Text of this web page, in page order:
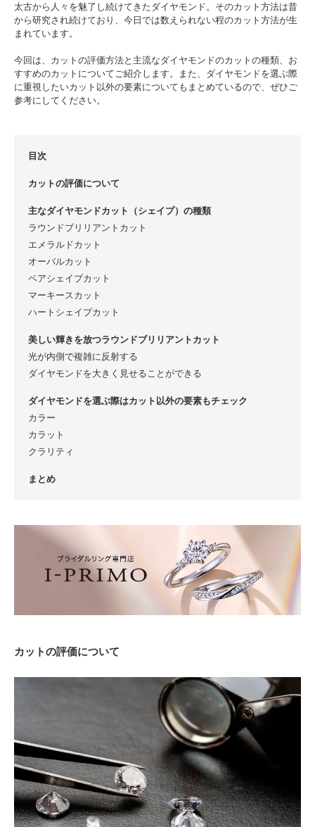
太古から人々を魅了し続けてきたダイヤモンド。そのカット方法は昔
から研究され続けており、今日では数えられない程のカット方法が生
まれています。
今回は、カットの評価方法と主流なダイヤモンドのカットの種類、お
すすめのカットについてご紹介します。また、ダイヤモンドを選ぶ際
に重視したいカット以外の要素についてもまとめているので、ぜひご
参考にしてください。
目次
カットの評価について
主なダイヤモンドカット（シェイプ）の種類
ラウンドブリリアントカット
エメラルドカット
オーバルカット
ペアシェイプカット
マーキースカット
ハートシェイプカット
美しい輝きを放つラウンドブリリアントカット
光が内側で複雑に反射する
ダイヤモンドを大きく見せることができる
ダイヤモンドを選ぶ際はカット以外の要素もチェック
カラー
カラット
クラリティ
まとめ
カットの評価について